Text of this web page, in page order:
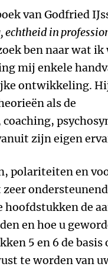
van Godfried
in
ben naar wat
mij enkele
ontwikkeling.
als de
zijn eigen
polariteiten en
hoofdstukken de
en hoe u
5 en 6 de basis
te worden van